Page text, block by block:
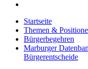
Startseite
Themen &
Bürgerbegehren
Marburger
Bürgerentscheide